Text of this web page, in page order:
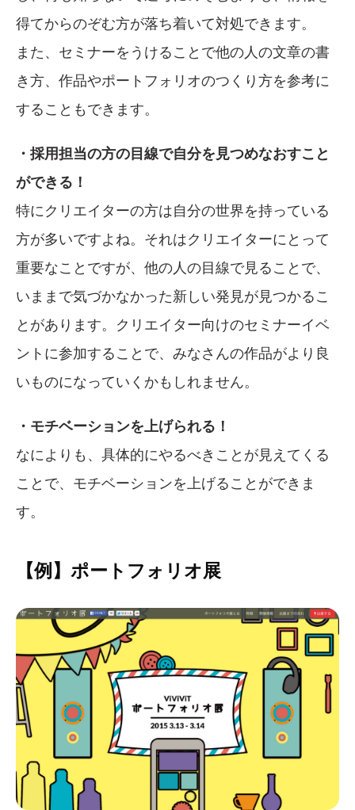
得てからのぞむ方が落ち着いて対処できます。
また、セミナーをうけることで他の人の文章の書
き方、作品やポートフォリオのつくり方を参考に
することもできます。
・採用担当の方の目線で自分を見つめなおすこと
ができる！
特にクリエイターの方は自分の世界を持っている
方が多いですよね。それはクリエイターにとって
重要なことですが、他の人の目線で見ることで、
いままで気づかなかった新しい発見が見つかるこ
とがあります。クリエイター向けのセミナーイベ
ントに参加することで、みなさんの作品がより良
いものになっていくかもしれません。
・モチベーションを上げられる！
なによりも、具体的にやるべきことが見えてくる
ことで、モチベーションを上げることができま
す。
【例】ポートフォリオ展